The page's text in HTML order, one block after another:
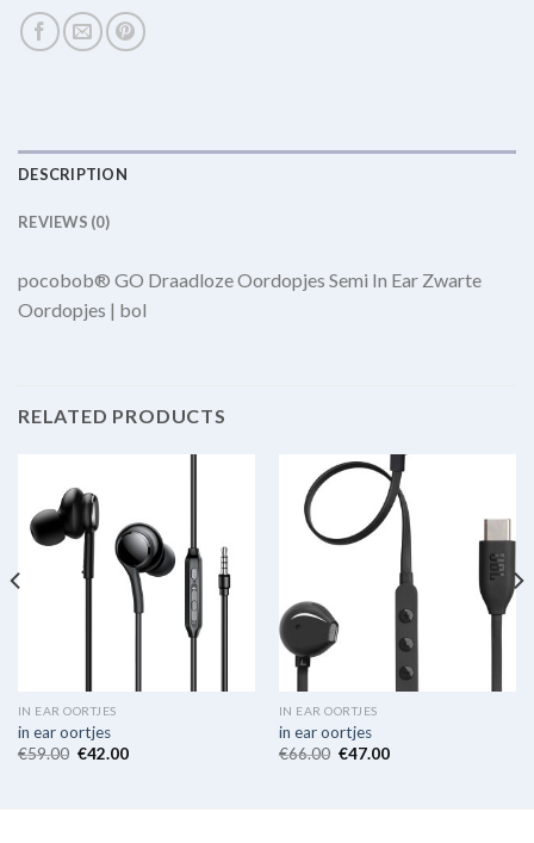
DESCRIPTION
REVIEWS (0)
pocobob® GO Draadloze Oordopjes Semi In Ear Zwarte
Oordopjes | bol
RELATED PRODUCTS
IN EAR OORTJES
in ear oortjes
€59.00 €42.00
IN EAR OORTJES
in ear oortjes
€66.00 €47.00